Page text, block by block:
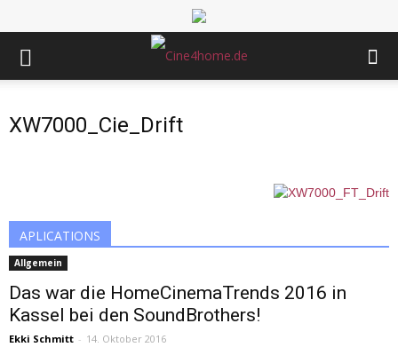
XW7000_Cie_Drift
APLICATIONS
Allgemein
Das war die HomeCinemaTrends 2016 in
Kassel bei den SoundBrothers!
Ekki Schmitt - 14. Oktober 2016